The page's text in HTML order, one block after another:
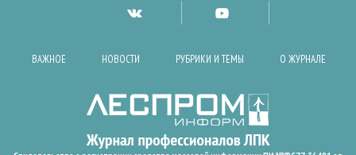
ВАЖНОЕ НОВОСТИ РУБРИКИ И ТЕМЫ О ЖУРНАЛЕ